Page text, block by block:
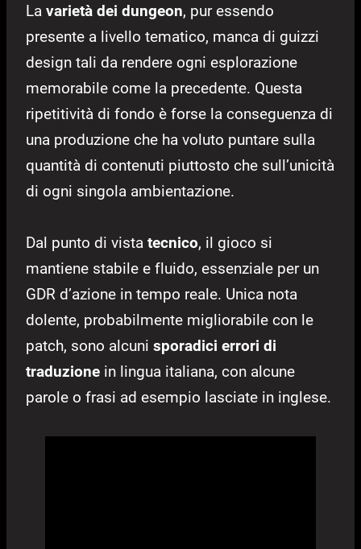
La varietà dei dungeon, pur essendo
presente a livello tematico, manca di guizzi
design tali da rendere ogni esplorazione
memorabile come la precedente. Questa
ripetitività di fondo è forse la conseguenza di
una produzione che ha voluto puntare sulla
quantità di contenuti piuttosto che sull’unicità
di ogni singola ambientazione.
Dal punto di vista tecnico, il gioco si
mantiene stabile e fluido, essenziale per un
GDR d’azione in tempo reale. Unica nota
dolente, probabilmente migliorabile con le
patch, sono alcuni sporadici errori di
traduzione in lingua italiana, con alcune
parole o frasi ad esempio lasciate in inglese.